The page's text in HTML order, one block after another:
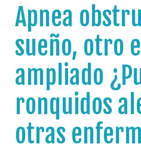
Apnea
sueño, otro
ampliado
ronquidos
otras